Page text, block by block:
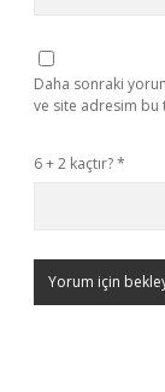
Daha sonraki
ve site adresim bu
6 + 2 kaçtır?*